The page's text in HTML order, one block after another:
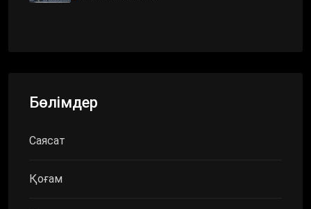
Бөлімдер
Саясат
Қоғам